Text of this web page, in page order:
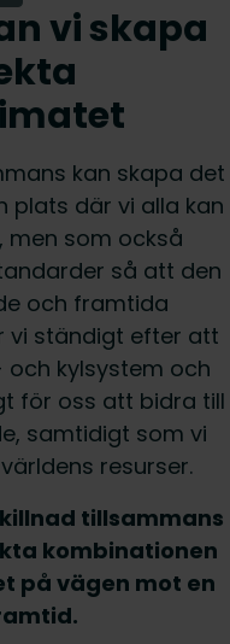
vi skapa
kan skapa det
plats där vi alla kan
men som också
så att den
och framtida
vi ständigt efter att
kylsystem och
för oss att bidra till
samtidigt som vi
resurser.
tillsammans
kombinationen
på vägen mot en